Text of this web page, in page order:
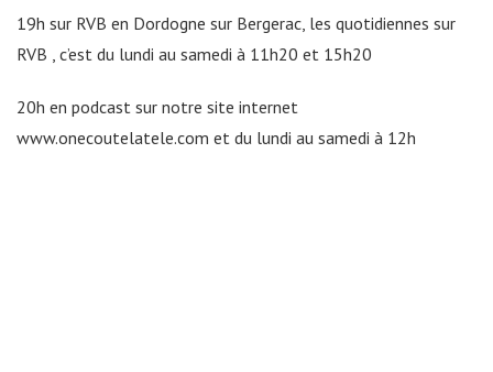
19h sur RVB en Dordogne sur Bergerac, les quotidiennes sur
RVB , c’est du lundi au samedi à 11h20 et 15h20
20h en podcast sur notre site internet
www.onecoutelatele.com et du lundi au samedi à 12h